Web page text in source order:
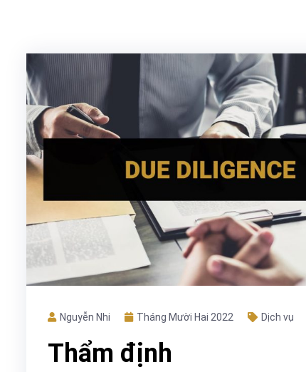
Nguyễn Nhi Tháng Mười Hai 2022 Dịch vụ
Thẩm định